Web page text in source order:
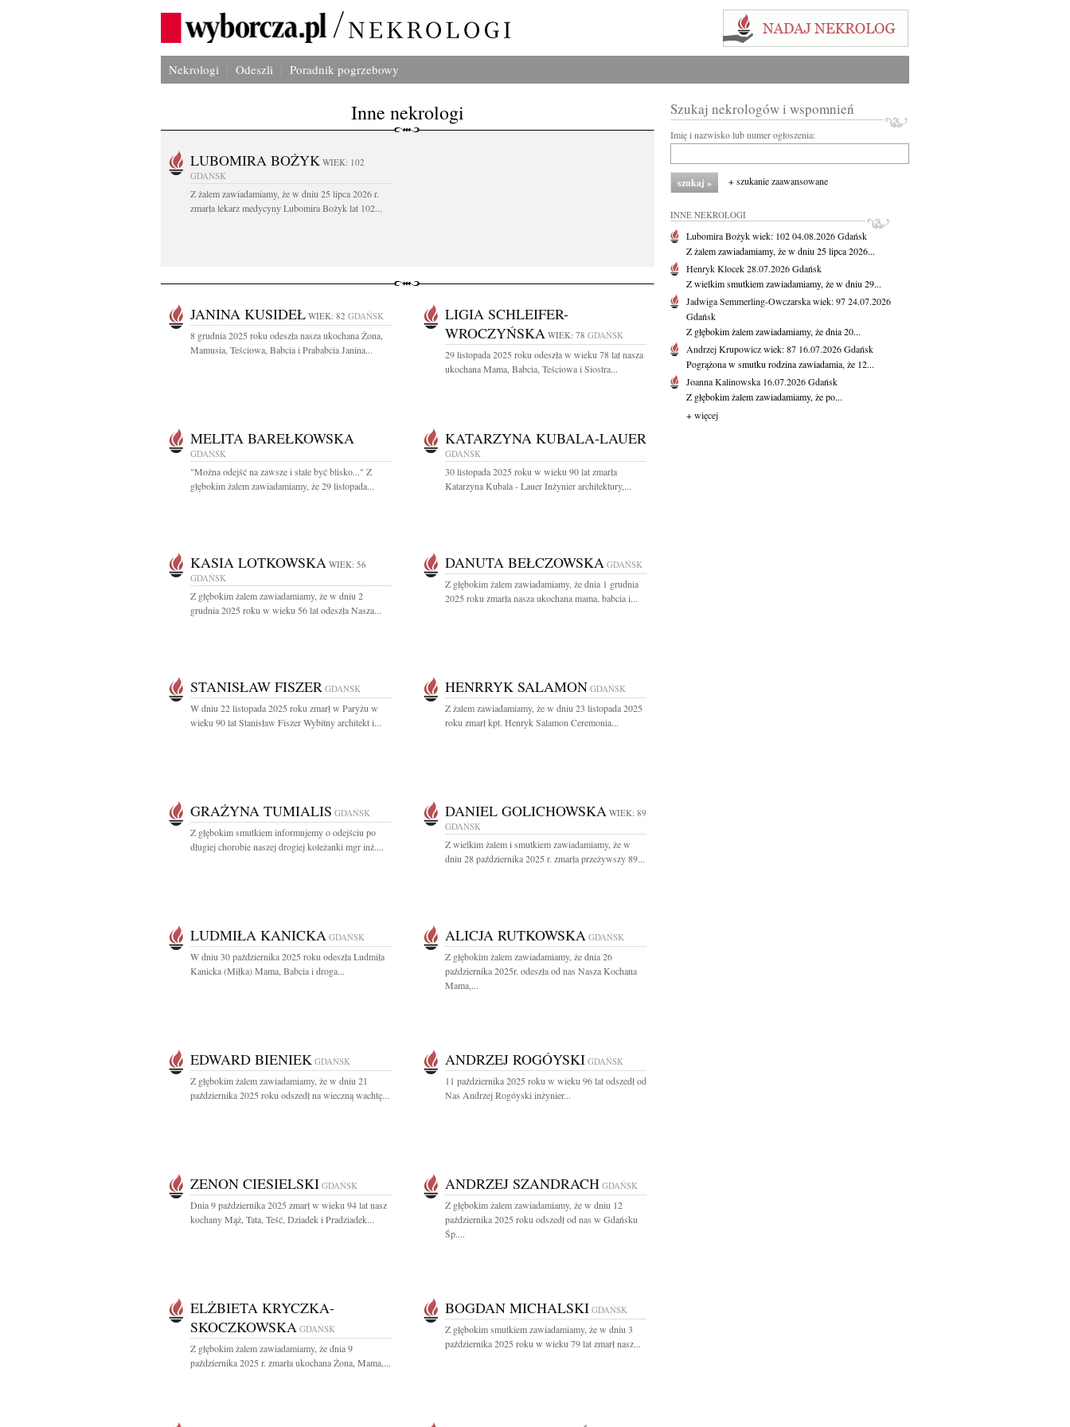
Nekrologi Odeszli Poradnik pogrzebowy
Inne nekrologi
LUBOMIRA BOŻYK WIEK: 102
GDAŃSK
Z żalem zawiadamiamy, że w dniu 25 lipca 2026 r.
zmarła lekarz medycyny Lubomira Bożyk lat 102...
JANINA KUSIDEŁ WIEK: 82 GDAŃSK
8 grudnia 2025 roku odeszła nasza ukochana Żona,
Mamusia, Teściowa, Babcia i Prababcia Janina...
LIGIA SCHLEIFER-
WROCZYŃSKA WIEK: 78 GDAŃSK
29 listopada 2025 roku odeszła w wieku 78 lat nasza
ukochana Mama, Babcia, Teściowa i Siostra...
MELITA BAREŁKOWSKA
GDAŃSK
"Można odejść na zawsze i stale być blisko..." Z
głębokim żalem zawiadamiamy, że 29 listopada...
KATARZYNA KUBALA-LAUER
GDAŃSK
30 listopada 2025 roku w wieku 90 lat zmarła
Katarzyna Kubala - Lauer Inżynier architektury,...
KASIA LOTKOWSKA WIEK: 56
GDAŃSK
Z głębokim żalem zawiadamiamy, że w dniu 2
grudnia 2025 roku w wieku 56 lat odeszła Nasza...
DANUTA BEŁCZOWSKA GDAŃSK
Z głębokim żalem zawiadamiamy, że dnia 1 grudnia
2025 roku zmarła nasza ukochana mama, babcia i...
STANISŁAW FISZER GDAŃSK
W dniu 22 listopada 2025 roku zmarł w Paryżu w
wieku 90 lat Stanisław Fiszer Wybitny architekt i...
HENRRYK SALAMON GDAŃSK
Z żalem zawiadamiamy, że w dniu 23 listopada 2025
roku zmarł kpt. Henryk Salamon Ceremonia...
GRAŻYNA TUMIALIS GDAŃSK
Z głębokim smutkiem informujemy o odejściu po
długiej chorobie naszej drogiej koleżanki mgr inż....
DANIEL GOLICHOWSKA WIEK: 89
GDAŃSK
Z wielkim żalem i smutkiem zawiadamiamy, że w
dniu 28 października 2025 r. zmarła przeżywszy 89...
LUDMIŁA KANICKA GDAŃSK
W dniu 30 października 2025 roku odeszła Ludmiła
Kanicka (Miłka) Mama, Babcia i droga...
ALICJA RUTKOWSKA GDAŃSK
Z głębokim żalem zawiadamiamy, że dnia 26
października 2025r. odeszła od nas Nasza Kochana
Mama,...
EDWARD BIENIEK GDAŃSK
Z głębokim żalem zawiadamiamy, że w dniu 21
października 2025 roku odszedł na wieczną wachtę...
ANDRZEJ ROGÓYSKI GDAŃSK
11 października 2025 roku w wieku 96 lat odszedł od
Nas Andrzej Rogóyski inżynier...
ZENON CIESIELSKI GDAŃSK
Dnia 9 października 2025 zmarł w wieku 94 lat nasz
kochany Mąż, Tata, Teść, Dziadek i Pradziadek...
ANDRZEJ SZANDRACH GDAŃSK
Z głębokim żalem zawiadamiamy, że w dniu 12
października 2025 roku odszedł od nas w Gdańsku
Śp....
ELŻBIETA KRYCZKA-
SKOCZKOWSKA GDAŃSK
Z głębokim żalem zawiadamiamy, że dnia 9
października 2025 r. zmarła ukochana Żona, Mama,...
BOGDAN MICHALSKI GDAŃSK
Z głębokim smutkiem zawiadamiamy, że w dniu 3
października 2025 roku w wieku 79 lat zmarł nasz...
Szukaj nekrologów i wspomnień
Imię i nazwisko lub numer ogłoszenia:
+ szukanie zaawansowane
INNE NEKROLOGI
Lubomira Bożykwiek: 10204.08.2026Gdańsk
Z żalem zawiadamiamy, że w dniu 25 lipca 2026...
Henryk Klocek28.07.2026Gdańsk
Z wielkim smutkiem zawiadamiamy, że w dniu 29...
Jadwiga Semmerling-Owczarskawiek: 9724.07.2026
Gdańsk
Z głębokim żalem zawiadamiamy, że dnia 20...
Andrzej Krupowiczwiek: 87 16.07.2026Gdańsk
Pogrążona w smutku rodzina zawiadamia, że 12...
Joanna Kalinowska 16.07.2026Gdańsk
Z głębokim żalem zawiadamiamy, że po...
+ więcej